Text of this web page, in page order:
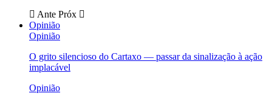
Ante Próx
Opinião
Opinião
O grito silencioso do Cartaxo — passar da sinalização à ação
implacável
Opinião